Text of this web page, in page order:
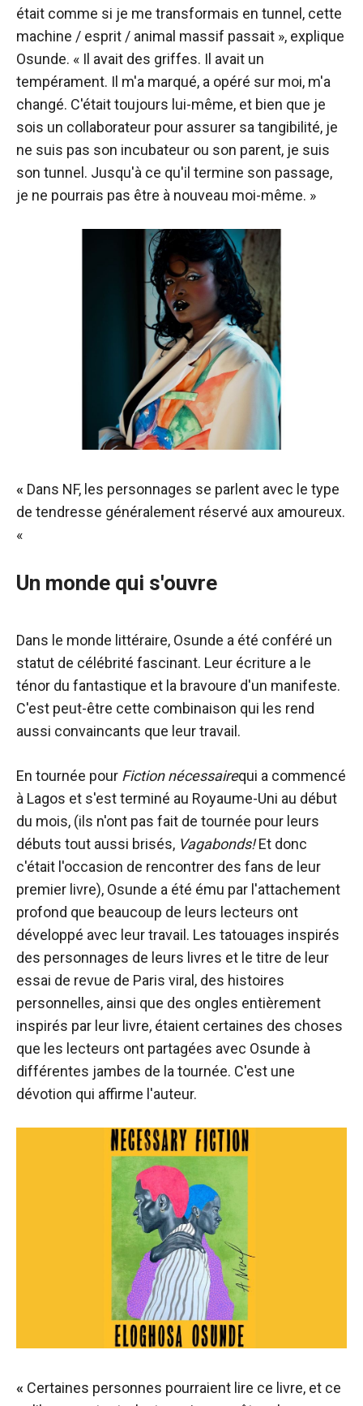
était comme si je me transformais en tunnel, cette
machine / esprit / animal massif passait », explique
Osunde. « Il avait des griffes. Il avait un
tempérament. Il m'a marqué, a opéré sur moi, m'a
changé. C'était toujours lui-même, et bien que je
sois un collaborateur pour assurer sa tangibilité, je
ne suis pas son incubateur ou son parent, je suis
son tunnel. Jusqu'à ce qu'il termine son passage,
je ne pourrais pas être à nouveau moi-même. »
« Dans NF, les personnages se parlent avec le type
de tendresse généralement réservé aux amoureux.
«
Un monde qui s'ouvre
Dans le monde littéraire, Osunde a été conféré un
statut de célébrité fascinant. Leur écriture a le
ténor du fantastique et la bravoure d'un manifeste.
C'est peut-être cette combinaison qui les rend
aussi convaincants que leur travail.
En tournée pour Fiction nécessairequi a commencé
à Lagos et s'est terminé au Royaume-Uni au début
du mois, (ils n'ont pas fait de tournée pour leurs
débuts tout aussi brisés, Vagabonds!Et donc
c'était l'occasion de rencontrer des fans de leur
premier livre), Osunde a été ému par l'attachement
profond que beaucoup de leurs lecteurs ont
développé avec leur travail. Les tatouages inspirés
des personnages de leurs livres et le titre de leur
essai de revue de Paris viral, des histoires
personnelles, ainsi que des ongles entièrement
inspirés par leur livre, étaient certaines des choses
que les lecteurs ont partagées avec Osunde à
différentes jambes de la tournée. C'est une
dévotion qui affirme l'auteur.
« Certaines personnes pourraient lire ce livre, et ce